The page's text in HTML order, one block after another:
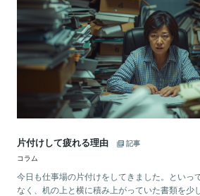
片付けして疲れる理由
記事
コラム
今日も仕事場の片付けをしてきました。といっ
なく、机の上と横に積み上がっていた書類を少